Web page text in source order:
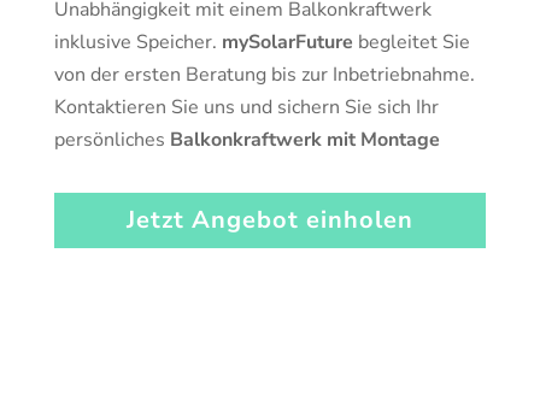
Unabhängigkeit mit einem Balkonkraftwerk
inklusive Speicher. mySolarFuture begleitet Sie
von der ersten Beratung bis zur Inbetriebnahme.
Kontaktieren Sie uns und sichern Sie sich Ihr
persönliches Balkonkraftwerk mit Montage
Jetzt Angebot einholen